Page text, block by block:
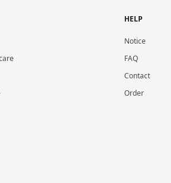
HELP
Notice
FAQ
Contact
Order